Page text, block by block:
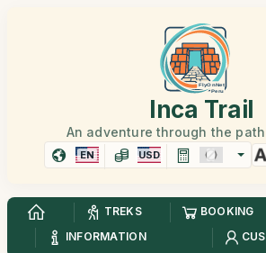
Inca Trail
An adventure through the
EN USD
TREKS BOOKING
INFORMATION